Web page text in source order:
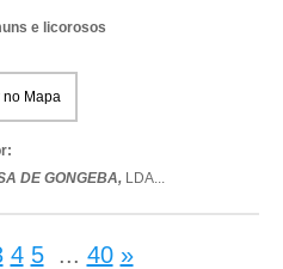
e licorosos
no Mapa
DE GONGEBA, LDA...
4 5 ... 40 »